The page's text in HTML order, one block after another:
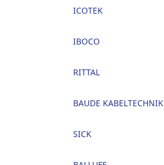
ICOTEK
IBOCO
RITTAL
BAUDE KABELTECHNIK
SICK